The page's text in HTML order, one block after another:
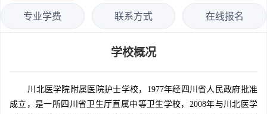
专业学费 联系方式 在线报名
学校概况
川北医学院附属医院护士学校，1977年经四川省人民政府批准
成立，是一所四川省卫生厅直属中等卫生学校，2008年与川北医学